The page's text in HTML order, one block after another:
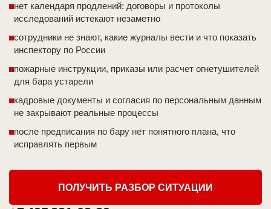
нет календаря продлений: договоры и протоколы
исследований истекают незаметно
сотрудники не знают, какие журналы вести и что показать
инспектору по России
пожарные инструкции, приказы или расчет огнетушителей
для бара устарели
кадровые документы и согласия по персональным данным
не закрывают реальные процессы
после предписания по бару нет понятного плана, что
исправлять первым
ПОЛУЧИТЬ РАЗБОР СИТУАЦИИ